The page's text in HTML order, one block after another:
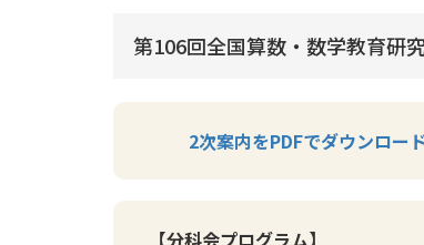
第106回全国算数・数学教育研
2次案内をPDFでダウンロー
【分科会プログラム】